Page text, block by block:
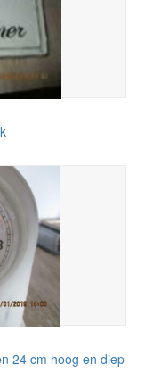
24 cm hoog en diep